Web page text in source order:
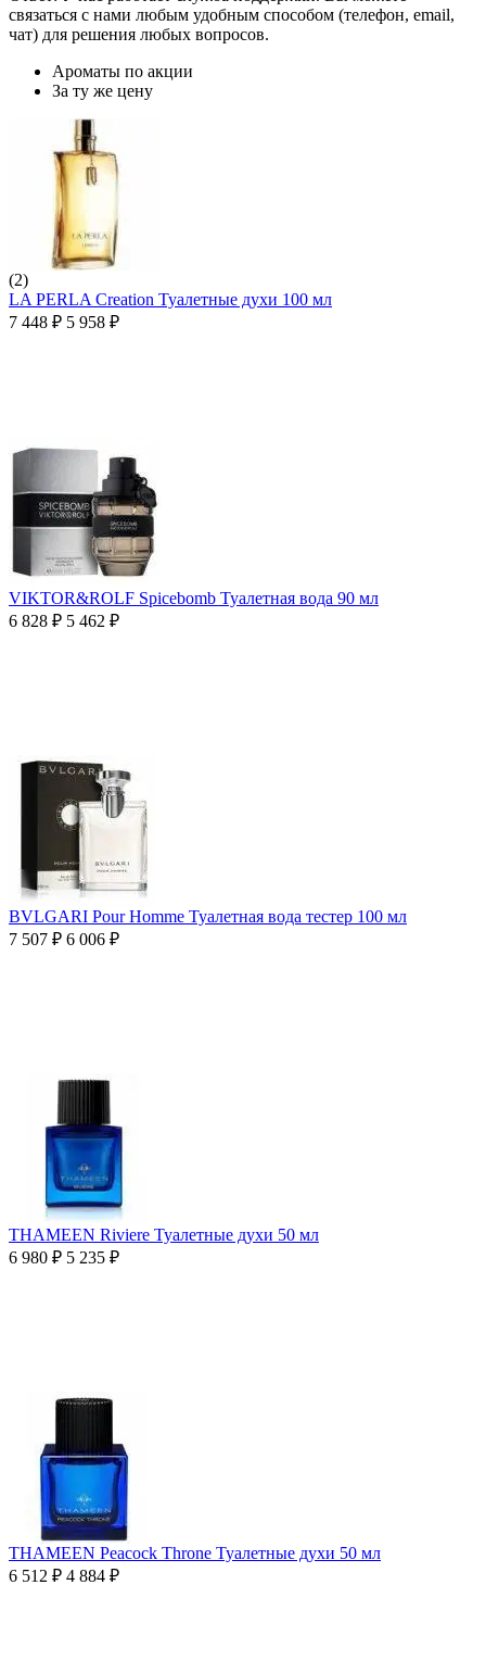
связаться с нами любым удобным способом (телефон, email,
чат) для решения любых вопросов.
Ароматы по акции
За ту же цену
(2)
LA PERLA Creation Туалетные духи 100 мл
7 448 ₽ 5 958 ₽
VIKTOR&ROLF Spicebomb Туалетная вода 90 мл
6 828 ₽ 5 462 ₽
BVLGARI Pour Homme Туалетная вода тестер 100 мл
7 507 ₽ 6 006 ₽
THAMEEN Riviere Туалетные духи 50 мл
6 980 ₽ 5 235 ₽
THAMEEN Peacock Throne Туалетные духи 50 мл
6 512 ₽ 4 884 ₽